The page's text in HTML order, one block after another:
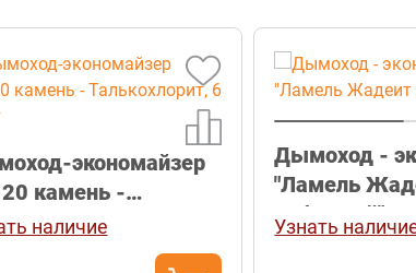
экономайзер
камень -
6 плит
наличие
Дымоход -
"Ламель
наборный"
Узнать